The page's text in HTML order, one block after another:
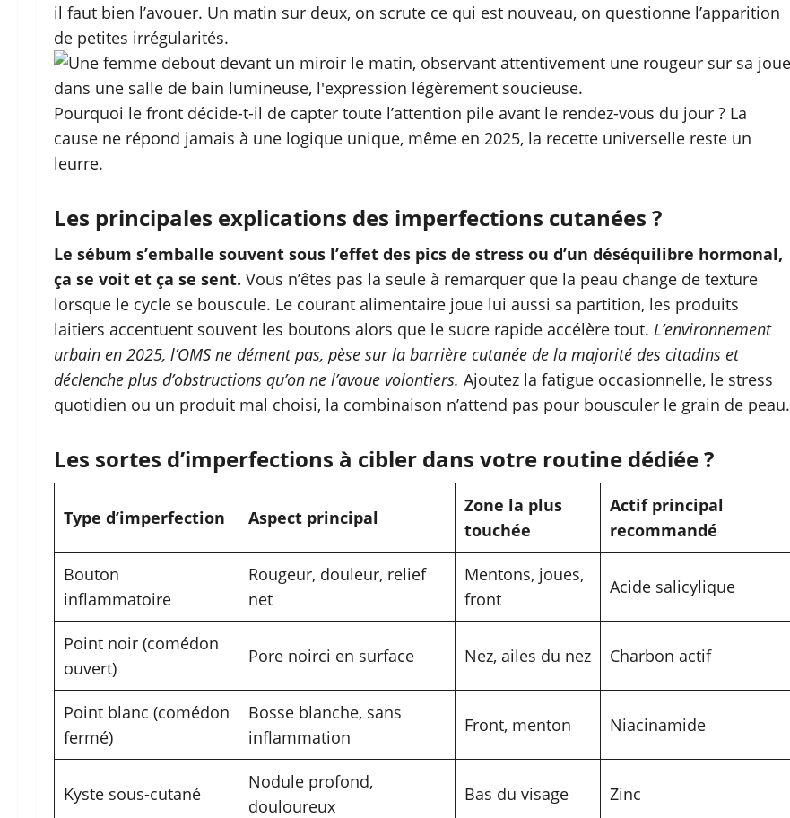
il faut bien l’avouer. Un matin sur deux, on scrute ce qui est nouveau, on questionne l’apparition
de petites irrégularités.
Pourquoi le front décide-t-il de capter toute l’attention pile avant le rendez-vous du jour ? La
cause ne répond jamais à une logique unique, même en 2025, la recette universelle reste un
leurre.
Les principales explications des imperfections cutanées ?
Le sébum s’emballe souvent sous l’effet des pics de stress ou d’un déséquilibre hormonal,
ça se voit et ça se sent. Vous n’êtes pas la seule à remarquer que la peau change de texture
lorsque le cycle se bouscule. Le courant alimentaire joue lui aussi sa partition, les produits
laitiers accentuent souvent les boutons alors que le sucre rapide accélère tout. L’environnement
urbain en 2025, l’OMS ne dément pas, pèse sur la barrière cutanée de la majorité des citadins et
déclenche plus d’obstructions qu’on ne l’avoue volontiers. Ajoutez la fatigue occasionnelle, le stress
quotidien ou un produit mal choisi, la combinaison n’attend pas pour bousculer le grain de peau.
Les sortes d’imperfections à cibler dans votre routine dédiée ?
Type d’imperfection Aspect principal
Zone la plus
touchée
Actif principal
recommandé
Bouton
inflammatoire
Rougeur, douleur, relief
net
Mentons, joues,
front
Acide salicylique
Point noir (comédon
ouvert)
Pore noirci en surface Nez, ailes du nez Charbon actif
Point blanc (comédon
fermé)
Bosse blanche, sans
inflammation
Front, menton Niacinamide
Kyste sous-cutané
Nodule profond,
douloureux
Bas du visage Zinc